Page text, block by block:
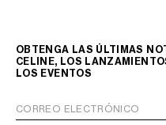
OBTENGA LAS ÚLTIMAS
CELINE, LOS
LOS EVENTOS
CORREO ELECTRÓNICO